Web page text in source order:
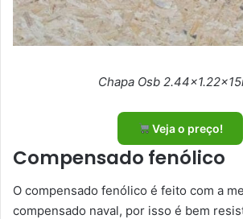
Chapa Osb
Veja o preço!
Compensado fenólico
O compensado fenólico é feito com a
compensado naval, por isso é bem